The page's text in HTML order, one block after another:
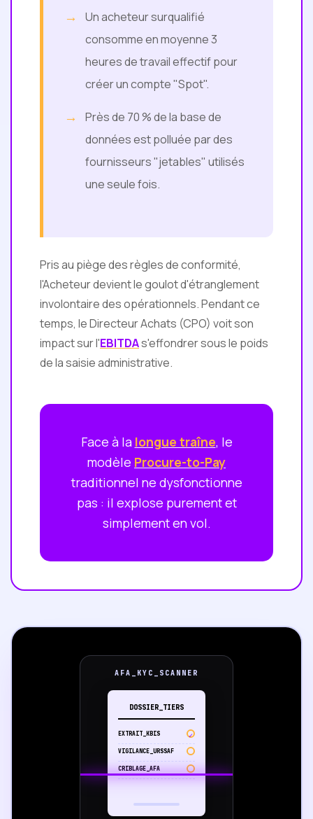
Un acheteur surqualifié
consomme en moyenne 3
heures de travail effectif pour
créer un compte "Spot".
Près de 70 % de la base de
données est polluée par des
fournisseurs "jetables" utilisés
une seule fois.
Pris au piège des règles de conformité,
l'Acheteur devient le goulot d'étranglement
involontaire des opérationnels. Pendant ce
temps, le Directeur Achats (CPO) voit son
impact sur l'EBITDAs'effondrer sous le poids
de la saisie administrative.
Face à la longue traîne, le
modèle Procure-to-Pay
traditionnel ne dysfonctionne
pas : il explose purement et
simplement en vol.
AFA_KYC_SCANNER
DOSSIER_TIERS
EXTRAIT_KBIS
VIGILANCE_URSSAF
CRIBLAGE_AFA